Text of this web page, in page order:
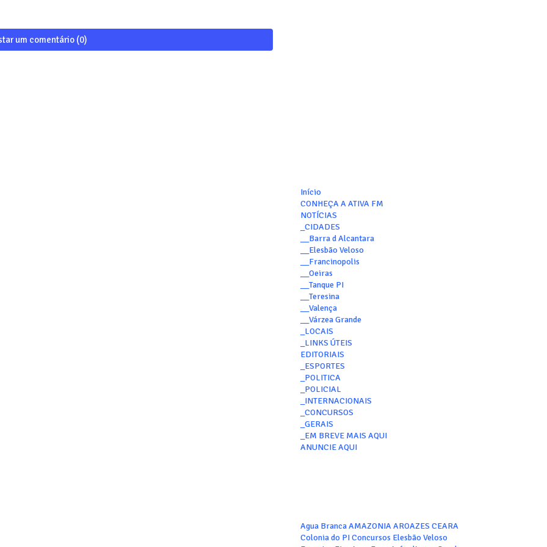
um comentário (0)
Início
CONHEÇA A ATIVA FM
NOTÍCIAS
_CIDADES
__Barra d Alcantara
__Elesbão Veloso
__Francinopolis
__Oeiras
__Tanque PI
__Teresina
__Valença
__Várzea Grande
_LOCAIS
_LINKS ÚTEIS
EDITORIAIS
_ESPORTES
_POLITICA
_POLICIAL
_INTERNACIONAIS
_CONCURSOS
_GERAIS
_EM BREVE MAIS AQUI
ANUNCIE AQUI
Agua Branca AMAZONIA AROAZES CEARA
Colonia do PI Concursos Elesbão Veloso